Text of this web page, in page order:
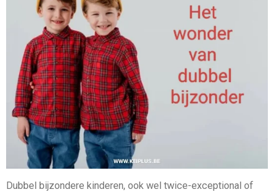
Dubbel bijzondere kinderen, ook wel twice-exceptional of